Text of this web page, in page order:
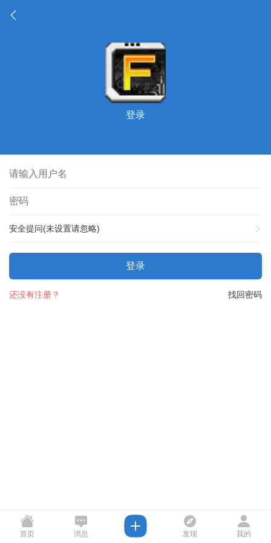
登录
安全提问(未设置请忽略)
登录
找回密码
还没有注册？
首页 消息 发现 我的